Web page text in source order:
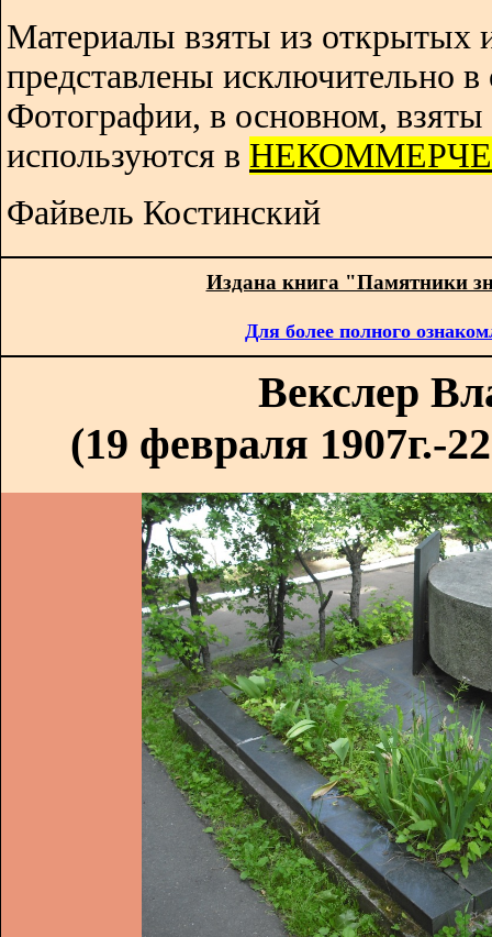
Материалы взяты из открытых
представлены исключительно
Фотографии, в основном, взяты
используются в
Файвель Костинский
Издана книга "Памятники
Для более полного
Векслер
(19 февраля 1907г.-